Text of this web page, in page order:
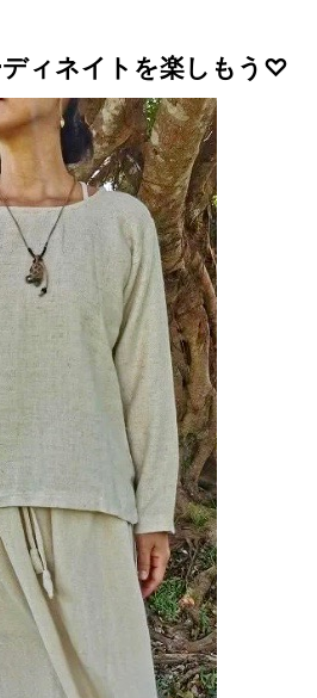
ィネイトを楽しもう♡